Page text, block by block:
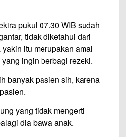
pukul 07.30 WIB sudah
tidak diketahui dari
itu merupakan amal
ingin berbagi rezeki.
banyak pasien sih, karena
yang tidak mengerti
dia bawa anak.